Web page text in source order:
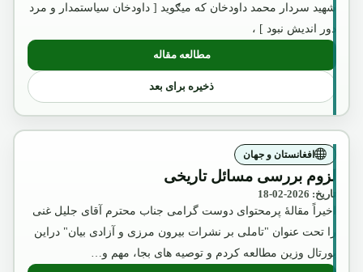
شهید سردار محمد داودخان که میګوید [ داودخان سیاستمدار و مرد
دور اندیش نبود ] ،
مطالعه مقاله: داؤد خان و دوکتورین آیزنهاور
ذخیره برای بعد
افغانستان و جهان
لزوم بررسی مسائل تاریخی
تاریخ: 2026-02-18
اخیراً مقالۀ پرمحتوای دوست گرامی جناب محترم آقای جلیل غنی
را تحت عنوان "تاملی بر نشرات بیرون مرزی و آزادی بیان" دراین
پورتال وزین مطالعه کردم و توصیه های بجا، مهم و…